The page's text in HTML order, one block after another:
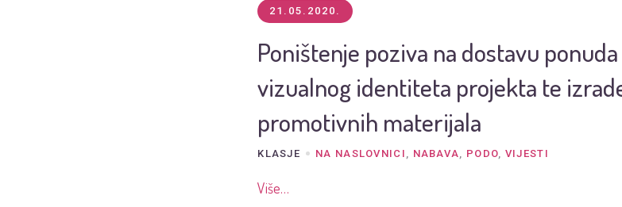
21.05.2020.
Poništenje poziva na dostavu
vizualnog identiteta projekta te
promotivnih materijala
KLASJE NA NASLOVNICI , NABAVA, PODO, VIJESTI
Više…